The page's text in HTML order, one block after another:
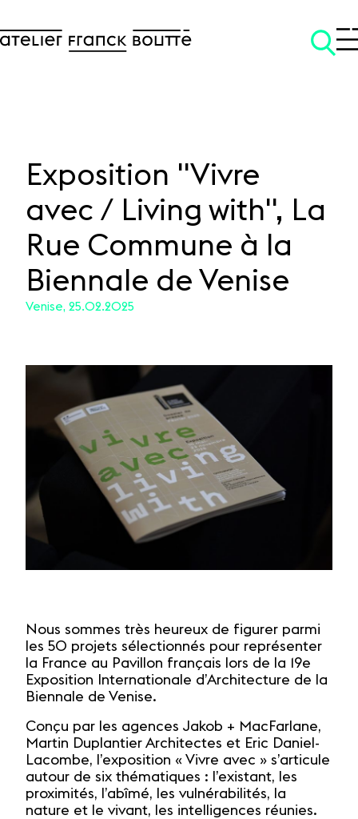
SKIP TO CONTENT
Exposition "Vivre
avec / Living with", La
Rue Commune à la
Biennale de Venise
Venise, 25.02.2025
Nous sommes très heureux de figurer parmi
les 50 projets sélectionnés pour représenter
la France au Pavillon français lors de la 19e
Exposition Internationale d’Architecture de la
Biennale de Venise.
Conçu par les agences Jakob + MacFarlane,
Martin Duplantier Architectes et Eric Daniel-
Lacombe, l’exposition « Vivre avec » s’articule
autour de six thématiques : l’existant, les
proximités, l’abîmé, les vulnérabilités, la
nature et le vivant, les intelligences réunies.